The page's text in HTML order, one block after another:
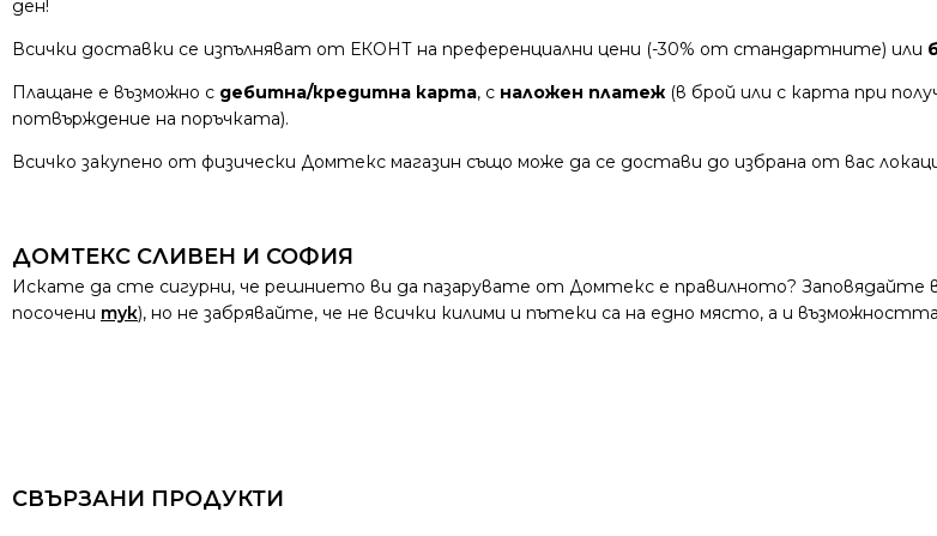
ден!
Всички доставки се изпълняват от ЕКОНТ на преференциални цени (-30% от стандартните) или
Плащане е възможно с дебитна/кредитна карта, с наложен платеж (в брой или с карта при
потвърждение на поръчката).
Всичко закупено от физически Домтекс магазин също може да се достави до избрана от вас
ДОМТЕКС СЛИВЕН И СОФИЯ
Искате да сте сигурни, че решнието ви да пазарувате от Домтекс е правилното? Заповядайте
посочени тук), но не забрявайте, че не всички килими и пътеки са на едно място, а и
СВЪРЗАНИ ПРОДУКТИ